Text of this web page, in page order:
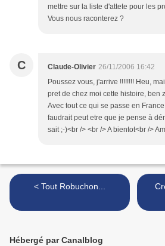
mettre sur la liste d'attete pour les
Vous nous raconterez ?
C Claude-Olivier 26/11/2006 16:42
Poussez vous, j'arrive !!!!!!!! Heu,
pret de chez moi cette histoire, ben
Avec tout ce qui se passe en
faudrait peut etre que je pense à
sait ;-)<br /> <br /> A bientot<br />
< Tout Robuchon...
Hébergé par Canalblog